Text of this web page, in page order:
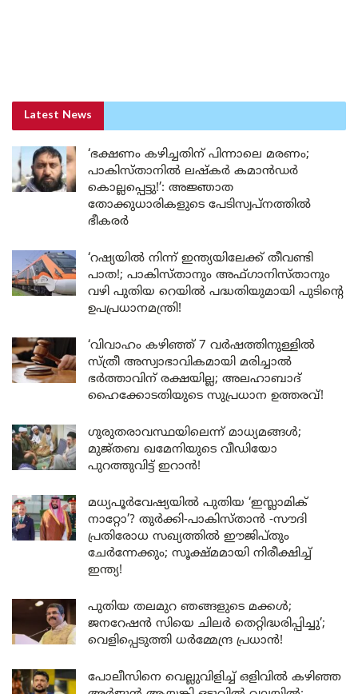
Latest News
‘ഭക്ഷണം കഴിച്ചതിന് പിന്നാലെ മരണം;
പാകിസ്താനിൽ ലഷ്കർ കമാൻഡർ
കൊല്ലപ്പെട്ടു!’: അജ്ഞാത
തോക്കുധാരികളുടെ പേടിസ്വപ്നത്തിൽ
ഭീകരർ
‘റഷ്യയിൽ നിന്ന് ഇന്ത്യയിലേക്ക് തീവണ്ടി
പാത!; പാകിസ്താനും അഫ്ഗാനിസ്താനും
വഴി പുതിയ റെയിൽ പദ്ധതിയുമായി പുടിന്റെ
ഉപപ്രധാനമന്ത്രി!
‘വിവാഹം കഴിഞ്ഞ് 7 വർഷത്തിനുള്ളിൽ
സ്ത്രീ അസ്വാഭാവികമായി മരിച്ചാൽ
ഭർത്താവിന് രക്ഷയില്ല; അലഹാബാദ്
ഹൈക്കോടതിയുടെ സുപ്രധാന ഉത്തരവ്!
ഗുരുതരാവസ്ഥയിലെന്ന് മാധ്യമങ്ങൾ;
മുജ്തബ ഖമേനിയുടെ വീഡിയോ
പുറത്തുവിട്ട് ഇറാൻ!
മധ്യപൂർവേഷ്യയിൽ പുതിയ ‘ഇസ്ലാമിക്
നാറ്റോ’? തുർക്കി-പാകിസ്താൻ -സൗദി
പ്രതിരോധ സഖ്യത്തിൽ ഈജിപ്തും
ചേർന്നേക്കും; സൂക്ഷ്മമായി നിരീക്ഷിച്ച്
ഇന്ത്യ!
പുതിയ തലമുറ ഞങ്ങളുടെ മക്കൾ;
ജനറേഷൻ സിയെ ചിലർ തെറ്റിദ്ധരിപ്പിച്ചു’;
വെളിപ്പെടുത്തി ധർമ്മേന്ദ്ര പ്രധാൻ!
പോലീസിനെ വെല്ലുവിളിച്ച് ഒളിവിൽ കഴിഞ്ഞ